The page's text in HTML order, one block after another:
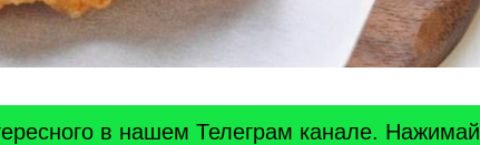
в нашем Телеграм канале. Нажимай